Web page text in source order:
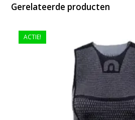
Gerelateerde producten
ACTIE!